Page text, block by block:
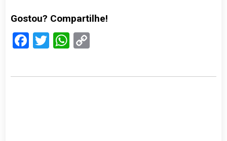
Gostou? Compartilhe!
Facebook
TwitterWhatsApp